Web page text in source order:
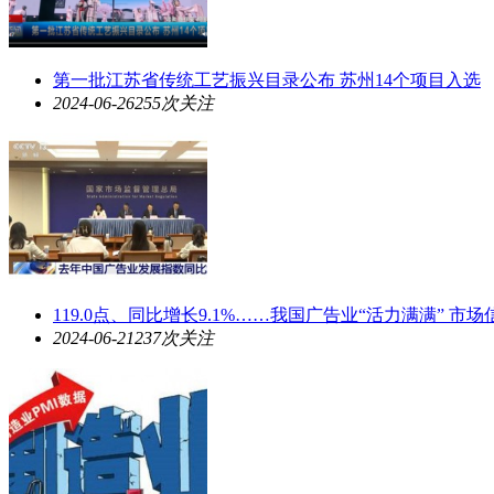
第一批江苏省传统工艺振兴目录公布 苏州14个项目入选
2024-06-26255次关注
119.0点、同比增长9.1%……我国广告业“活力满满” 市场
2024-06-21237次关注